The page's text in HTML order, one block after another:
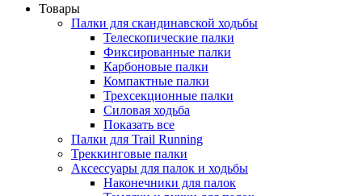
Товары
Палки для скандинавской ходьбы
Телескопические палки
Фиксированные палки
Карбоновые палки
Компактные палки
Трехсекционные палки
Силовая ходьба
Показать все
Палки для Trail Running
Треккинговые палки
Аксессуары для палок и ходьбы
Наконечники для палок